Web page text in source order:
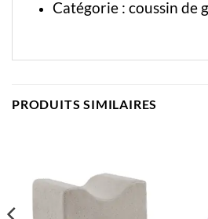
Catégorie : coussin de
PRODUITS SIMILAIRES